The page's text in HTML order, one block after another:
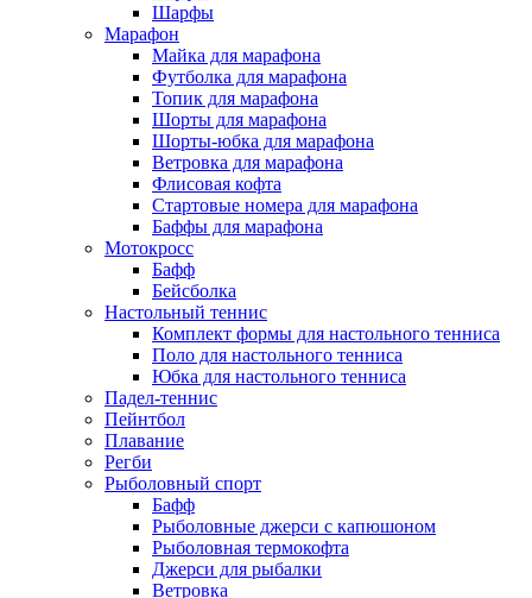
Шарфы
Марафон
Майка для марафона
Футболка для марафона
Топик для марафона
Шорты для марафона
Шорты-юбка для марафона
Ветровка для марафона
Флисовая кофта
Стартовые номера для марафона
Баффы для марафона
Мотокросс
Бафф
Бейсболка
Настольный теннис
Комплект формы для настольного тенниса
Поло для настольного тенниса
Юбка для настольного тенниса
Падел-теннис
Пейнтбол
Плавание
Регби
Рыболовный спорт
Бафф
Рыболовные джерси с капюшоном
Рыболовная термокофта
Джерси для рыбалки
Ветровка